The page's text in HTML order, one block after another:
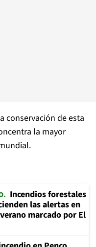
conservación de esta
la mayor
Incendios forestales
las alertas en
marcado por El